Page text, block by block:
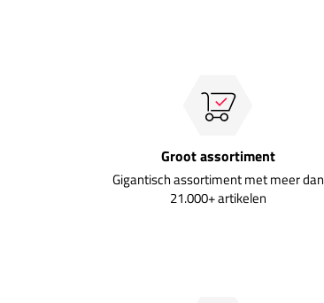
Groot assortiment
Gigantisch assortiment met meer dan
21.000+ artikelen